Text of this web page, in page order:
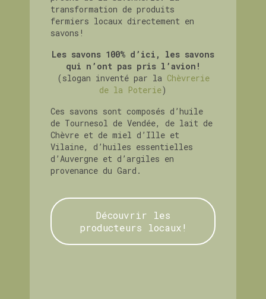
transformation de produits
fermiers locaux directement en
savons!
Les savons 100% d’ici, les savons
qui n’ont pas pris l’avion!
(slogan inventé par la Chèvrerie
de la Poterie)
Ces savons sont composés d’huile
de Tournesol de Vendée, de lait de
Chèvre et de miel d’Ille et
Vilaine, d’huiles essentielles
d’Auvergne et d’argiles en
provenance du Gard.
Découvrir les
producteurs locaux!